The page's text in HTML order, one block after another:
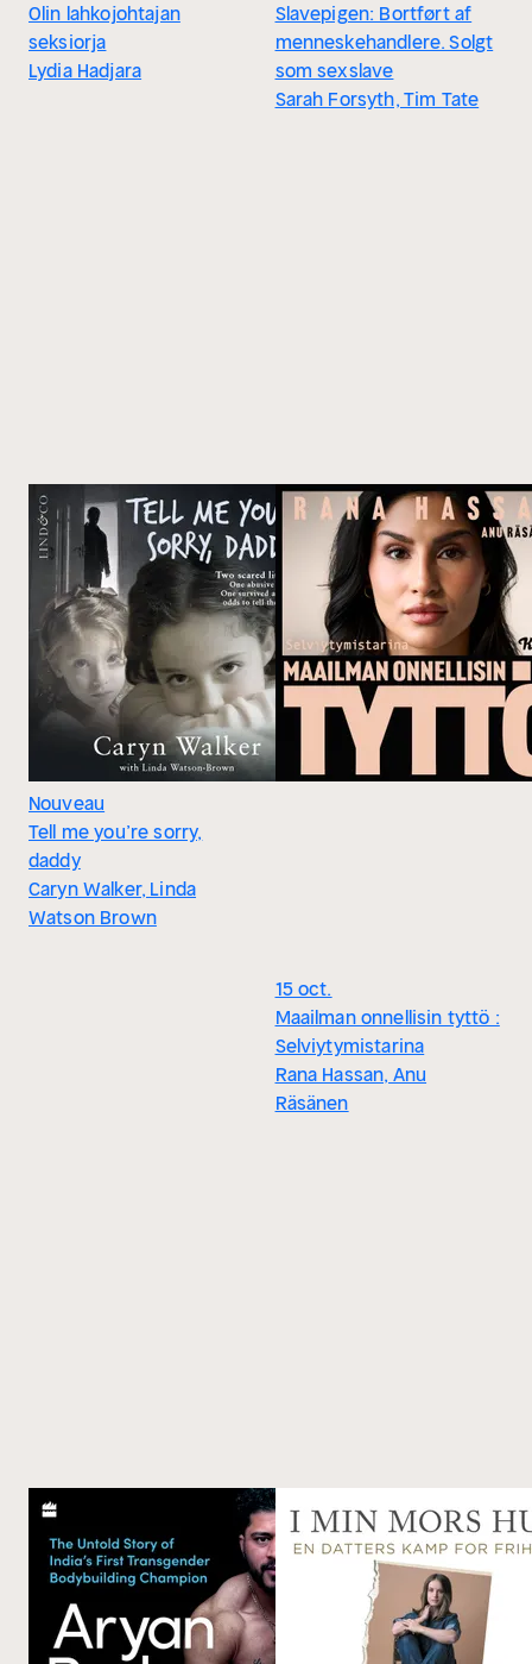
Olin lahkojohtajan
seksiorja
Lydia Hadjara
Slavepigen: Bortført af
menneskehandlere. Solgt
som sexslave
Sarah Forsyth, Tim Tate
Nouveau
Tell me you’re sorry,
daddy
Caryn Walker, Linda
Watson Brown
15 oct.
Maailman onnellisin tyttö :
Selviytymistarina
Rana Hassan, Anu
Räsänen